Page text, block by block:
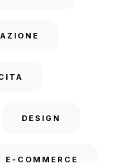
DESIGN
E-COMMERCE